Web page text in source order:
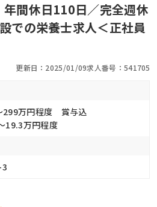
年間休日110日／完全週休
での栄養士求人＜正社員
更新日：2025/01/09求人番号：541705
299万円程度 賞与込
19.3万円程度